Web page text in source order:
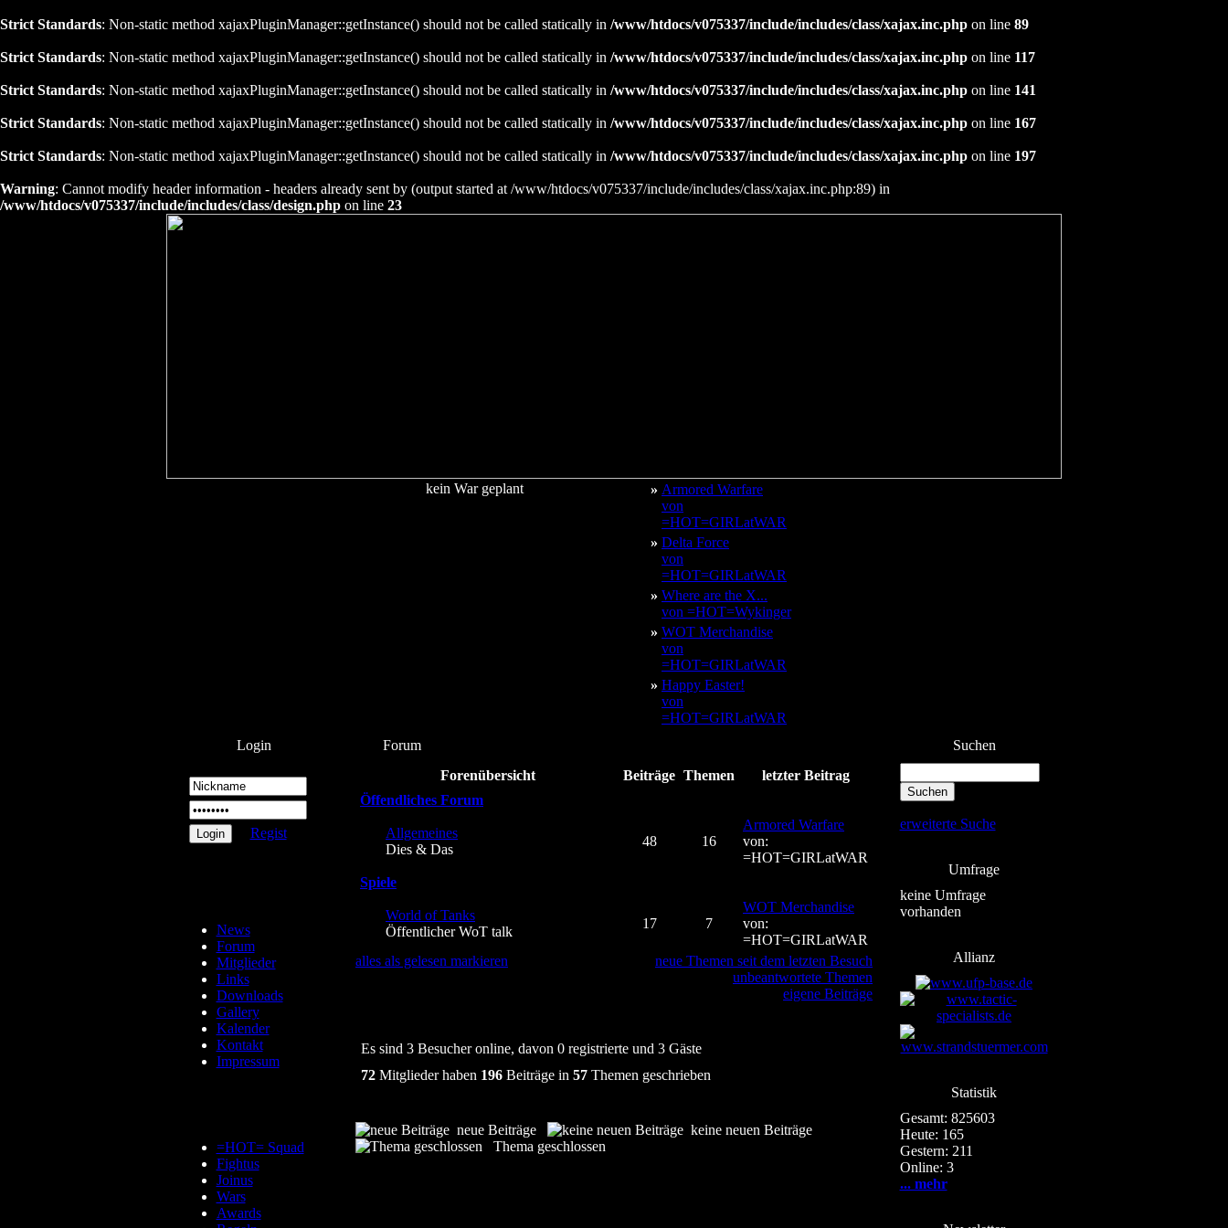
Strict Standards: Non-static method xajaxPluginManager::getInstance() should not be called statically in /www/htdocs/v075337/include/includes/class/xajax.inc.php on line 89
Strict Standards: Non-static method xajaxPluginManager::getInstance() should not be called statically in /www/htdocs/v075337/include/includes/class/xajax.inc.php on line 117
Strict Standards: Non-static method xajaxPluginManager::getInstance() should not be called statically in /www/htdocs/v075337/include/includes/class/xajax.inc.php on line 141
Strict Standards: Non-static method xajaxPluginManager::getInstance() should not be called statically in /www/htdocs/v075337/include/includes/class/xajax.inc.php on line 167
Strict Standards: Non-static method xajaxPluginManager::getInstance() should not be called statically in /www/htdocs/v075337/include/includes/class/xajax.inc.php on line 197
Warning: Cannot modify header information - headers already sent by (output started at /www/htdocs/v075337/include/includes/class/xajax.inc.php:89) in
/www/htdocs/v075337/include/includes/class/design.php on line 23
kein War geplant » Armored Warfare
von
=HOT=GIRLatWAR
» Delta Force
von
=HOT=GIRLatWAR
» Where are the X...
von =HOT=Wykinger
» WOT Merchandise
von
=HOT=GIRLatWAR
» Happy Easter!
von
=HOT=GIRLatWAR
Login
Regist
News
Forum
Mitglieder
Links
Downloads
Gallery
Kalender
Kontakt
Impressum
=HOT= Squad
Fightus
Joinus
Wars
Awards
Forum
Forenübersicht
Beiträge Themen
letzter Beitrag
Öffendliches Forum
Allgemeines
Dies & Das
48 16
Armored Warfare
von:
=HOT=GIRLatWAR
Spiele
World of Tanks
Öffentlicher WoT talk
17 7
WOT Merchandise
von:
=HOT=GIRLatWAR
alles als gelesen markieren
neue Themen seit dem letzten Besuch
unbeantwortete Themen
eigene Beiträge
Es sind 3 Besucher online, davon 0 registrierte und 3 Gäste
72 Mitglieder haben 196 Beiträge in 57 Themen geschrieben
neue Beiträge
keine neuen Beiträge
Thema geschlossen
Suchen
erweiterte Suche
Umfrage
keine Umfrage
vorhanden
Allianz
Statistik
Gesamt: 825603
Heute: 165
Gestern: 211
Online: 3
... mehr